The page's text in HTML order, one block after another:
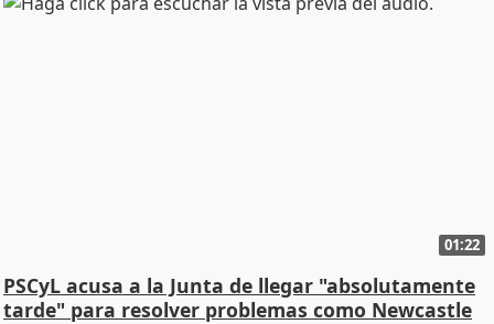
01:22
PSCyL acusa a la Junta de llegar "absolutamente
tarde" para resolver problemas como Newcastle